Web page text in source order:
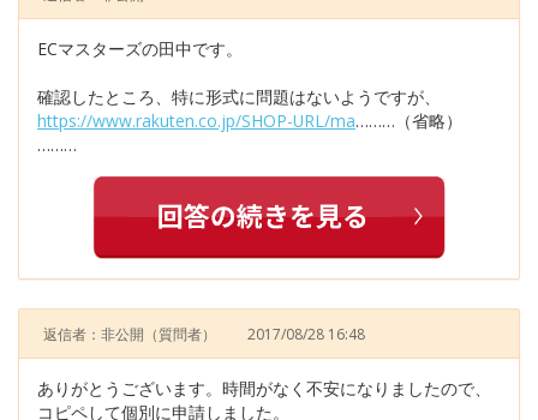
ECマスターズの田中です。
確認したところ、特に形式に問題はないようですが、
https://www.rakuten.co.jp/SHOP-URL/ma………（省略）
………
返信者：非公開 （質問者） 2017/08/28 16:48
ありがとうございます。時間がなく不安になりましたので、
コピペして個別に申請しました。